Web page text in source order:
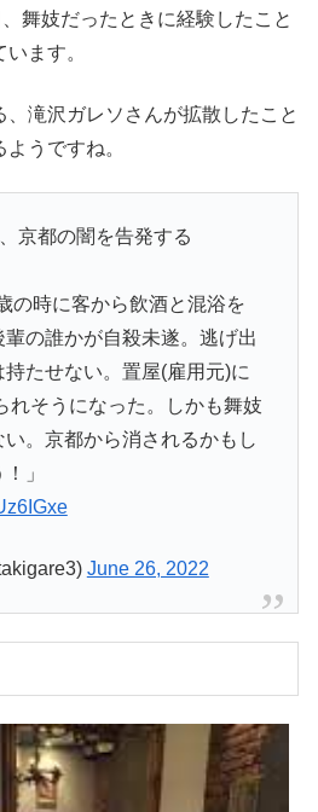
舞妓だったときに経験したこと
ます。
滝沢ガレソさんが拡散したこと
うですね。
京都の闇を告発する
の時に客から飲酒と混浴を
の誰かが自殺未遂。逃げ出
たせない。置屋(雇用元)に
れそうになった。しかも舞妓
。京都から消されるかもし
」
June 26, 2022